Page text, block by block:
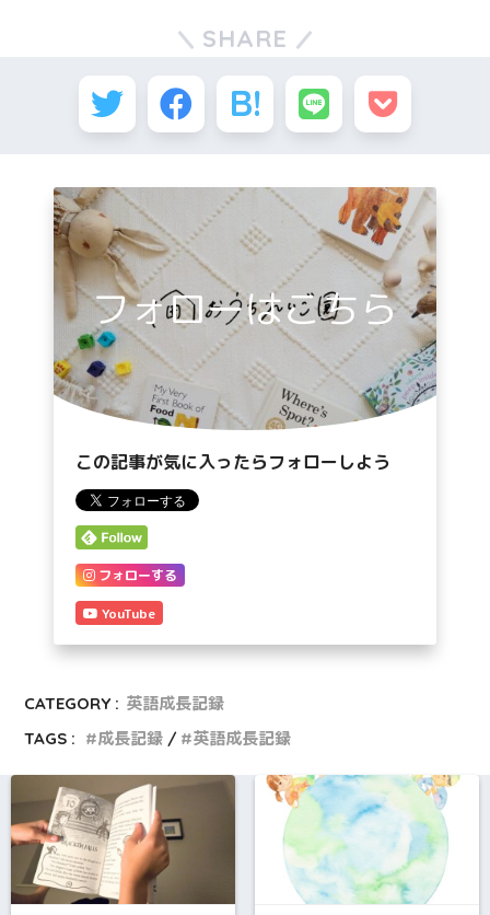
SHARE
フォローはこちら
この記事が気に入ったらフォローしよう
フォローする
YouTube
CATEGORY : 英語成長記録
TAGS :
成長記録 英語成長記録